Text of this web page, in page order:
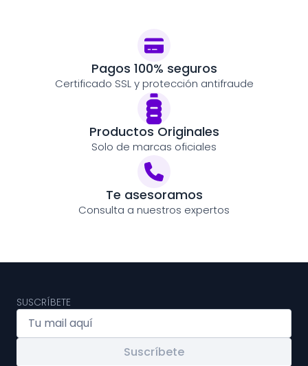
Pagos 100% seguros
Certificado SSL y protección antifraude
Productos Originales
Solo de marcas oficiales
Te asesoramos
Consulta a nuestros expertos
SUSCRÍBETE
Suscríbete